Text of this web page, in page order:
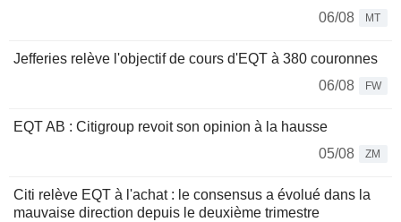
06/08
MT
Jefferies relève l'objectif de cours d'EQT à 380 couronnes
06/08
FW
EQT AB : Citigroup revoit son opinion à la hausse
05/08
ZM
Citi relève EQT à l'achat : le consensus a évolué dans la
mauvaise direction depuis le deuxième trimestre